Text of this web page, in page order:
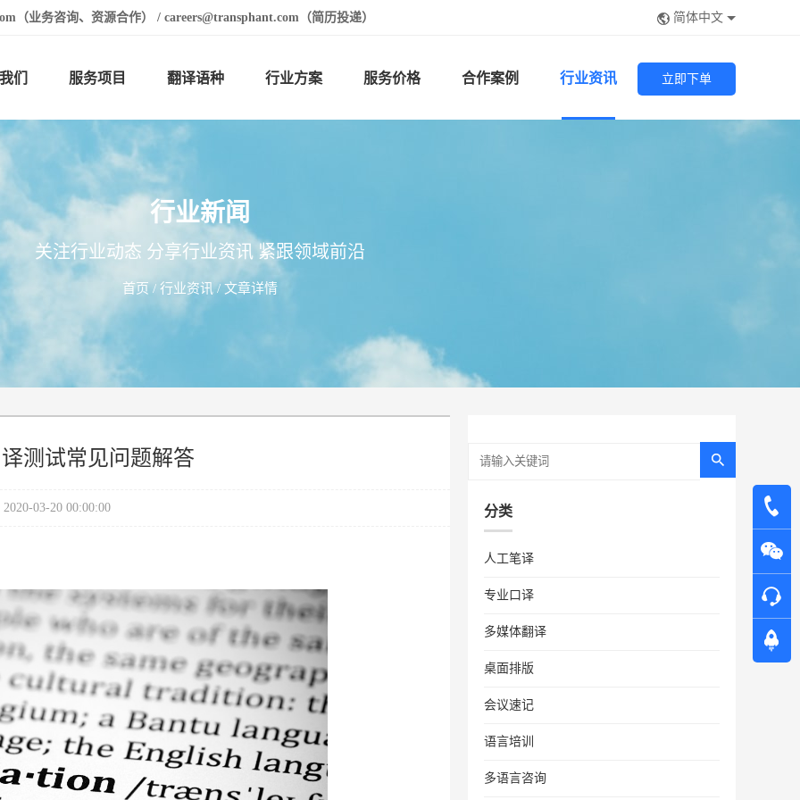
（业务咨询、资源合作） / careers@transphant.com（简历投递） 简体中文
们 服务项目 翻译语种 行业方案 服务价格 合作案例 行业资讯 立即下单
行业新闻
关注行业动态 分享行业资讯 紧跟领域前沿
首页/ 行业资讯/ 文章详情
测试常见问题解答
2020-03-20 00:00:00 分类
人工笔译
专业口译
多媒体翻译
桌面排版
会议速记
语言培训
多语言咨询